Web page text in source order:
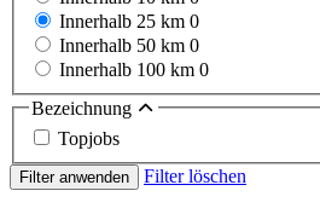
Innerhalb 25 km 0
Innerhalb 50 km 0
Innerhalb 100 km 0
Bezeichnung
Topjobs
Filter anwenden Filter löschen